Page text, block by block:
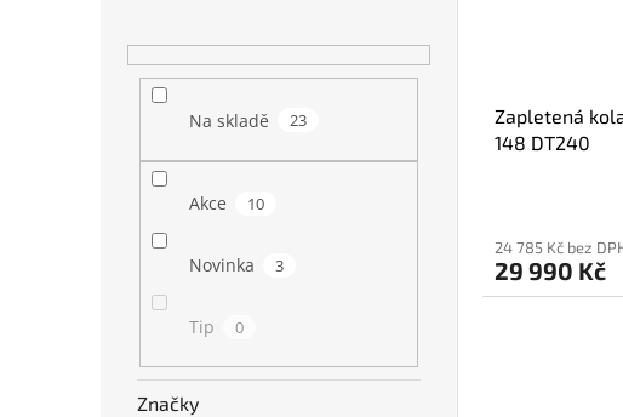
Na skladě 23
Akce 10
Novinka 3
Tip 0
Značky
Zapletená
148 DT240
24 785 Kč bez
29 990 Kč